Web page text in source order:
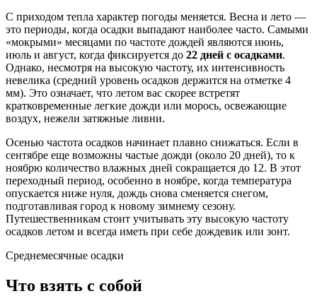
С приходом тепла характер погоды меняется. Весна и лето —
это периоды, когда осадки выпадают наиболее часто. Самыми
«мокрыми» месяцами по частоте дождей являются июнь,
июль и август, когда фиксируется до 22 дней с осадками.
Однако, несмотря на высокую частоту, их интенсивность
невелика (средний уровень осадков держится на отметке 4
мм). Это означает, что летом вас скорее встретят
кратковременные легкие дожди или морось, освежающие
воздух, нежели затяжные ливни.
Осенью частота осадков начинает плавно снижаться. Если в
сентябре еще возможны частые дожди (около 20 дней), то к
ноябрю количество влажных дней сокращается до 12. В этот
переходный период, особенно в ноябре, когда температура
опускается ниже нуля, дождь снова сменяется снегом,
подготавливая город к новому зимнему сезону.
Путешественникам стоит учитывать эту высокую частоту
осадков летом и всегда иметь при себе дождевик или зонт.
Среднемесячные осадки
Что взять с собой